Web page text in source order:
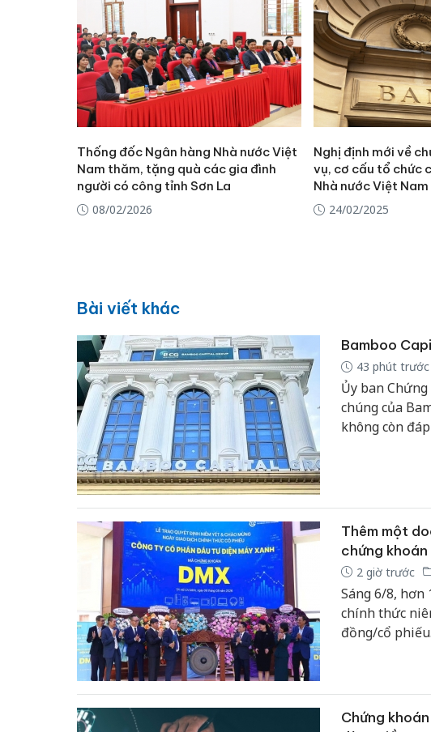
Thống đốc Ngân hàng Nhà nước Việt
Nam thăm, tặng quà các gia đình
người có công tỉnh Sơn La
08/02/2026
Nghị định mới về
vụ, cơ cấu tổ chức
Nhà nước Việt Nam
24/02/2025
Bài viết khác
Bamboo
43 phút trước
Ủy ban
chúng của
không còn
Thêm một
chứng khoán
2 giờ trước
Sáng 6/8, hơn
chính thức
đồng/cổ
Chứng